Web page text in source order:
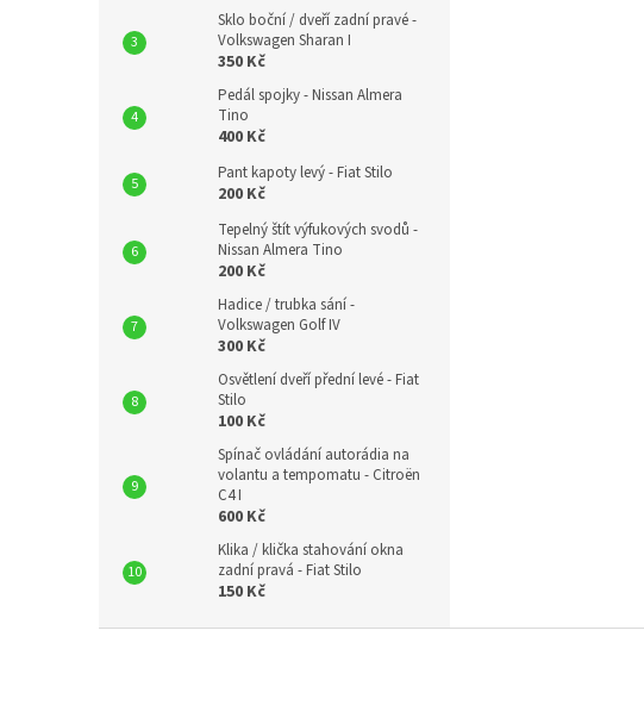
Sklo boční / dveří zadní pravé -
Volkswagen Sharan I
350 Kč
Pedál spojky - Nissan Almera
Tino
400 Kč
Pant kapoty levý - Fiat Stilo
200 Kč
Tepelný štít výfukových svodů -
Nissan Almera Tino
200 Kč
Hadice / trubka sání -
Volkswagen Golf IV
300 Kč
Osvětlení dveří přední levé - Fiat
Stilo
100 Kč
Spínač ovládání autorádia na
volantu a tempomatu - Citroën
C4 I
600 Kč
Klika / klička stahování okna
zadní pravá - Fiat Stilo
150 Kč